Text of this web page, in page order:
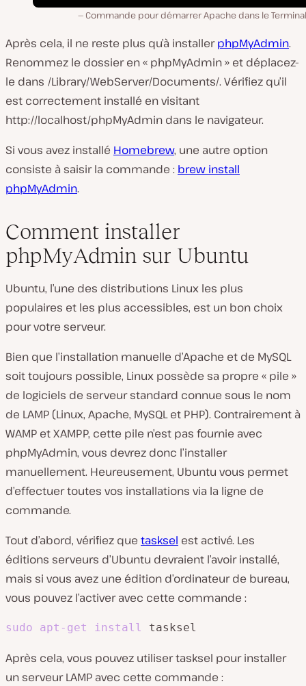
Commande pour démarrer Apache dans le
Après cela, il ne reste plus qu’à installerphpMyAdmin.
Renommez le dossier en « phpMyAdmin » et déplacez-
le dans /Library/WebServer/Documents/. Vérifiez qu’il
est correctement installé en visitant
http://localhost/phpMyAdmin dans le navigateur.
Si vous avez installé Homebrew, une autre option
consiste à saisir la commande : brew install
phpMyAdmin.
Comment installer
phpMyAdmin sur Ubuntu
Ubuntu, l’une des distributions Linux les plus
populaires et les plus accessibles, est un bon choix
pour votre serveur.
Bien que l’installation manuelle d’Apache et de MySQL
soit toujours possible, Linux possède sa propre « pile »
de logiciels de serveur standard connue sous le nom
de LAMP (Linux, Apache, MySQL et PHP). Contrairement à
WAMP et XAMPP, cette pile n’est pas fournie avec
phpMyAdmin, vous devrez donc l’installer
manuellement. Heureusement, Ubuntu vous permet
d’effectuer toutes vos installations via la ligne de
commande.
Tout d’abord, vérifiez que tasksel est activé. Les
éditions serveurs d’Ubuntu devraient l’avoir installé,
mais si vous avez une édition d’ordinateur de bureau,
vous pouvez l’activer avec cette commande :
sudo apt-get install tasksel
Après cela, vous pouvez utiliser tasksel pour installer
un serveur LAMP avec cette commande :